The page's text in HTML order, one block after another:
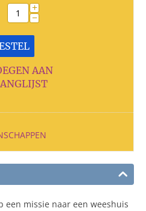
+
−
AAN
een missie naar een weeshuis